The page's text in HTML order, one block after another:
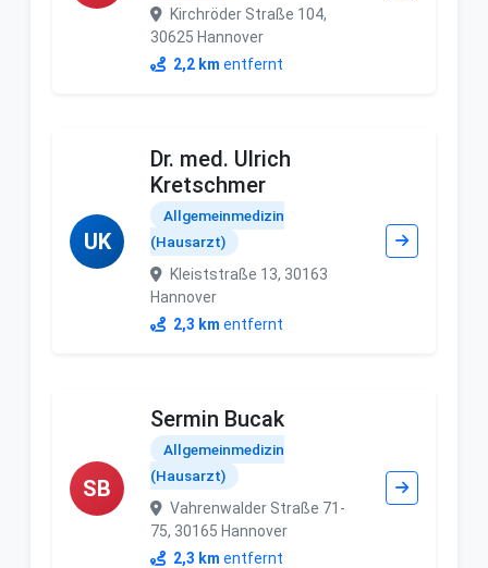
Kirchröder Straße 104,
30625 Hannover
2,2 km entfernt
UK
Dr. med. Ulrich
Kretschmer
Allgemeinmedizin
(Hausarzt)
Kleiststraße 13, 30163
Hannover
2,3 km entfernt
SB
Sermin Bucak
Allgemeinmedizin
(Hausarzt)
Vahrenwalder Straße 71-
75, 30165 Hannover
2,3 km entfernt